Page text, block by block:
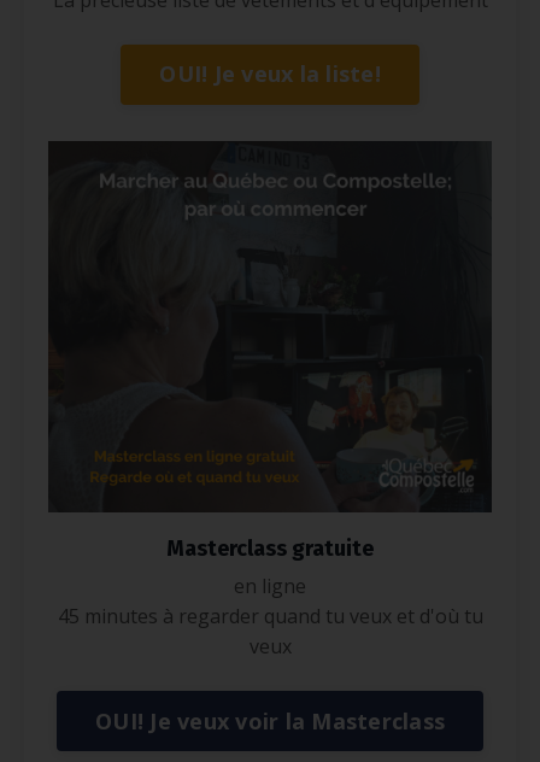
OUI! Je veux la liste!
Masterclass gratuite
en ligne
45 minutes à regarder quand tu veux et d'où tu
veux
OUI! Je veux voir la Masterclass